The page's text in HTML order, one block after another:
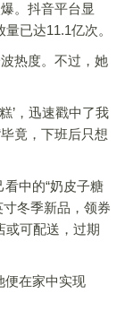
。抖音平台显
已达11.1亿次。
热度。不过，她
’，迅速戳中了我
竟，下班后只想
中的“奶皮子糖
寸冬季新品，领券
或可配送，过期
在家中实现